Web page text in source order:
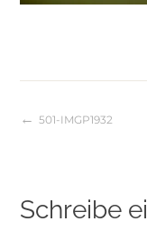
501-IMGP1932
Schreibe